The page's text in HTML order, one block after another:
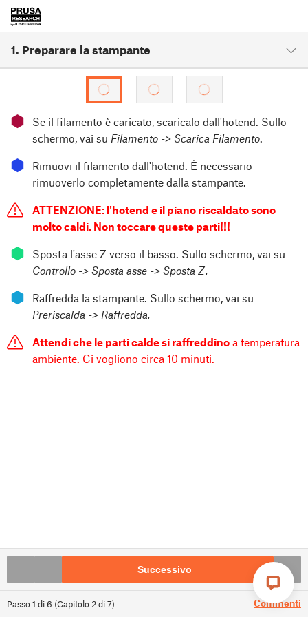
1. Preparare la stampante
Passo1 di6 (Capitolo 2di7) Commenti
⬢
Se il filamento è caricato, scaricalo dall'hotend. Sullo
schermo, vai su Filamento -> Scarica Filamento.
⬢
Rimuovi il filamento dall'hotend. È necessario
rimuoverlo completamente dalla stampante.
ATTENZIONE: l'hotend e il piano riscaldato sono
molto caldi. Non toccare queste parti!!!
⬢
Sposta l'asse Z verso il basso. Sullo schermo, vai su
Controllo -> Sposta asse -> Sposta Z.
⬢
Raffredda la stampante. Sullo schermo, vai su
Preriscalda -> Raffredda.
Attendi che le parti calde si raffreddino a temperatura
ambiente. Ci vogliono circa 10 minuti.
Successivo